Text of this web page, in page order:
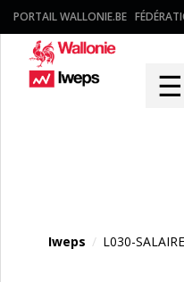
PORTAIL WALLONIE.BE
☰
Iweps / L030-